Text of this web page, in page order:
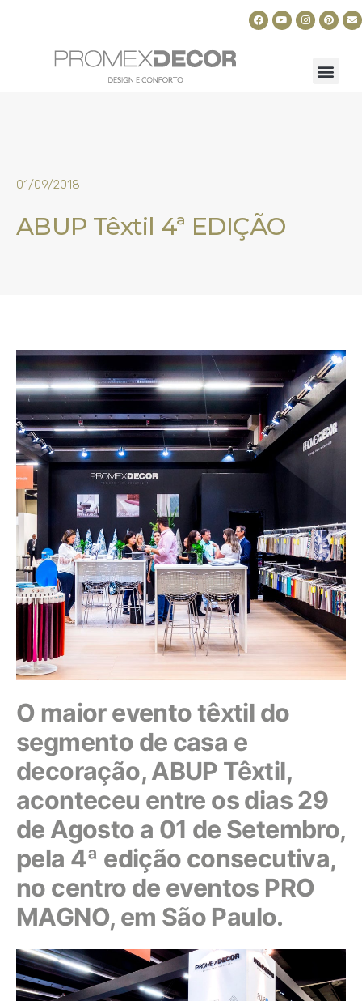
01/09/2018
ABUP Têxtil 4ª EDIÇÃO
O maior evento têxtil do
segmento de casa e
decoração, ABUP Têxtil,
aconteceu entre os dias 29
de Agosto a 01 de Setembro,
pela 4ª edição consecutiva,
no centro de eventos PRO
MAGNO, em São Paulo.